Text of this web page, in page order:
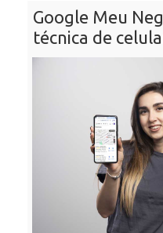
Google Meu
técnica de